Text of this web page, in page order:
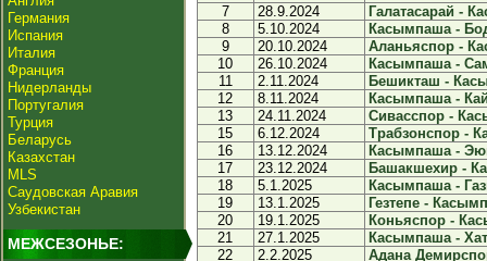
Германия
Испания
Италия
Франция
Нидерланды
Португалия
Турция
Беларусь
Казахстан
MLS
Саудовская Аравия
Узбекистан
МЕЖСЕЗОНЬЕ:
7
28.9.2024
Галатасарай -
8
5.10.2024
Касымпаша -
9
20.10.2024
Аланьяспор -
10
26.10.2024
Касымпаша -
11
2.11.2024
Бешикташ -
12
8.11.2024
Касымпаша -
13
24.11.2024
Сивасспор -
15
6.12.2024
Трабзонспор -
16
13.12.2024
Касымпаша -
17
23.12.2024
Башакшехир -
18
5.1.2025
Касымпаша -
19
13.1.2025
Гезтепе -
20
19.1.2025
Коньяспор -
21
27.1.2025
Касымпаша -
22
2.2.2025
Адана